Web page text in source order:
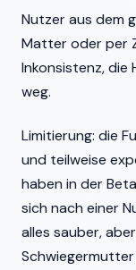
Nutzer aus dem
Matter oder per
Inkonsistenz, die
weg.
Limitierung: die
und teilweise
haben in der
sich nach einer
alles sauber,